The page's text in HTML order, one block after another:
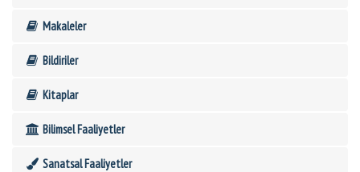
Makaleler
Bildiriler
Kitaplar
Bilimsel Faaliyetler
Sanatsal Faaliyetler